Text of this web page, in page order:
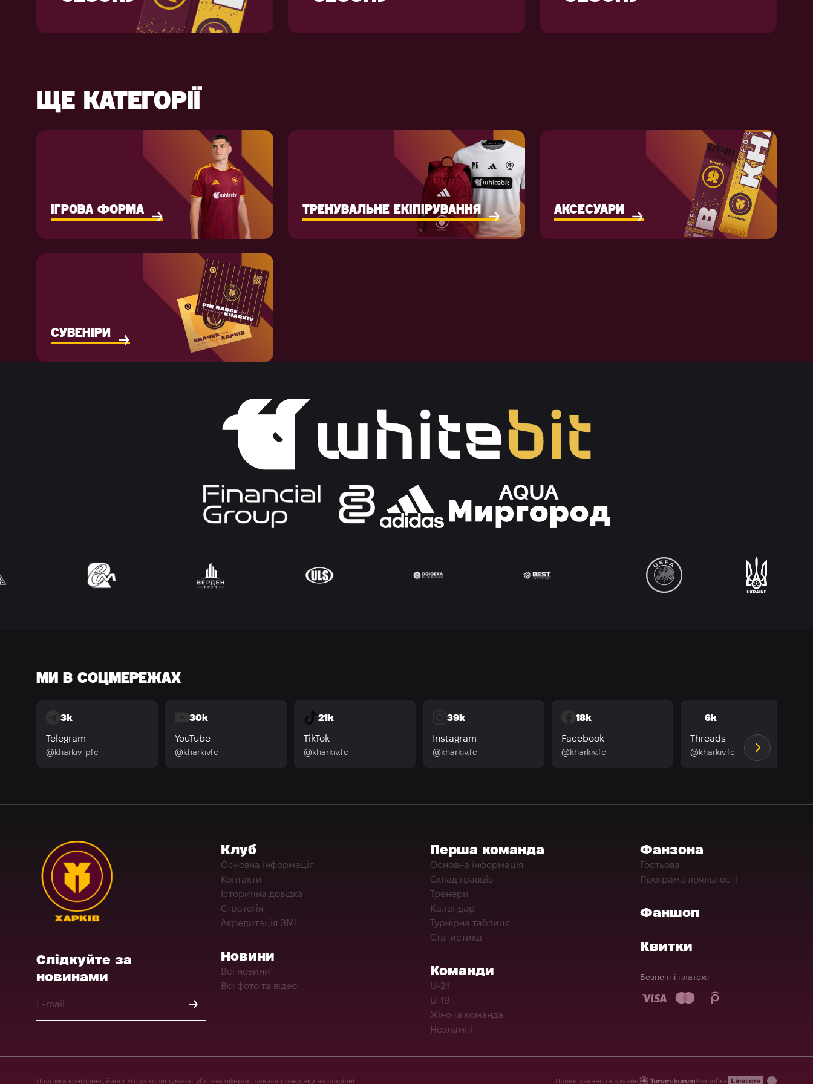
ЩЕ КАТЕГОРІЇ
ІГРОВА ФОРМА ТРЕНУВАЛЬНЕ ЕКІПІРУВАННЯ АКСЕСУАРИ
СУВЕНІРИ
МИ В СОЦМЕРЕЖАХ
3k
Telegram
@kharkiv_pfc
30k
YouTube
@kharkivfc
21k
TikTok
@kharkiv.fc
39k
Instagram
@kharkiv.fc
18k
Facebook
@kharkiv.fc
6k
Threads
@kharkiv.fc
Слідкуйте за
новинами
Клуб
Основна інформація
Контакти
Історична довідка
Стратегія
Акредитація ЗМІ
Новини
Всі новини
Всі фото та відео
Перша команда
Основна інформація
Склад гравців
Тренери
Календар
Турнірна таблиця
Статистика
Команди
U-21
U-19
Жіноча команда
Незламні
Фанзона
Гостьова
Програма лояльності
Фаншоп
Квитки
Безпечні платежі
Політика конфіденційностіУгода користувачаПублічна офертаПравила поведінки на стадіоні Проектування та дизайн Розробка